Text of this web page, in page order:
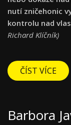
nutí zničehonic
kontrolu nad
Richard Klíčník)
ČÍST VÍCE
Barbora